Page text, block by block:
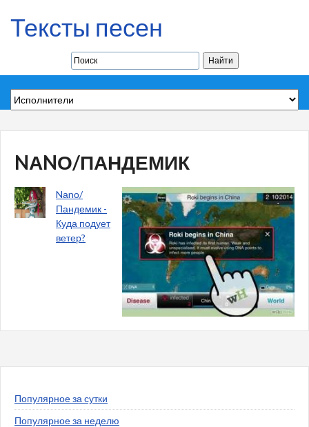
Тексты песен
NАNО/ПАНДЕМИК
Nаnо/
Пандемик -
Куда подует
ветер?
Популярное за сутки
Популярное за неделю